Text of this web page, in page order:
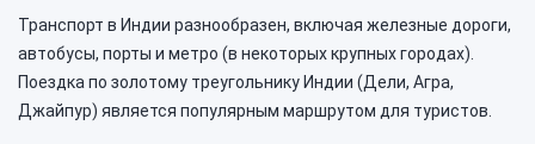
Транспорт в Индии разнообразен, включая железные дороги,
автобусы, порты и метро (в некоторых крупных городах).
Поездка по золотому треугольнику Индии (Дели, Агра,
Джайпур) является популярным маршрутом для туристов.